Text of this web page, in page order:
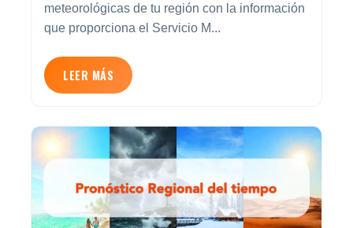
meteorológicas de tu región con la información
que proporciona el Servicio M...
LEER MÁS